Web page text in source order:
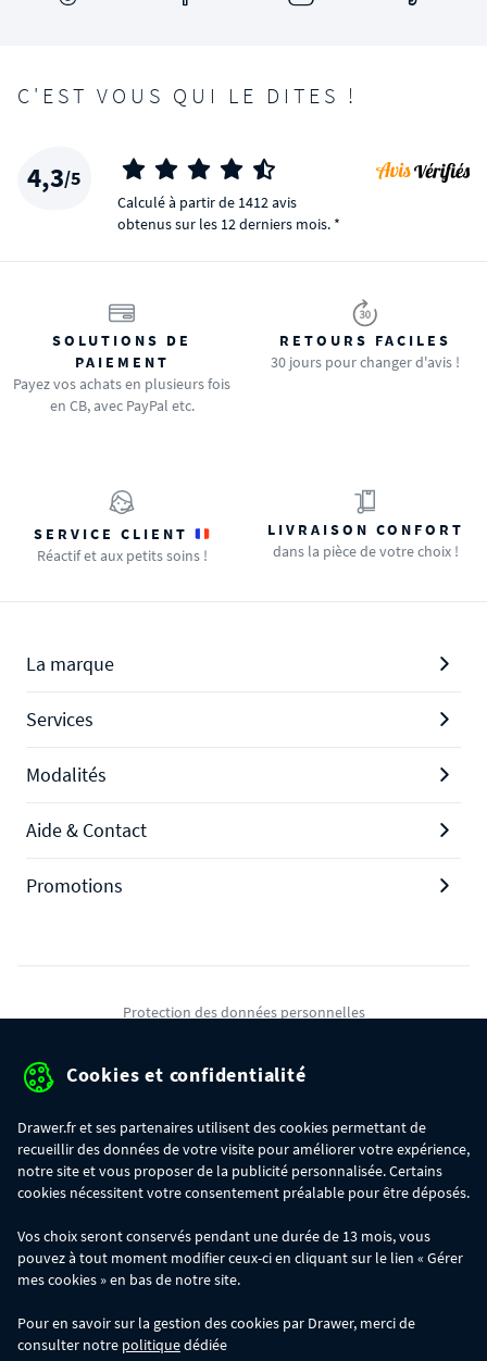
C'EST VOUS QUI LE DITES !
4,3/5
Calculé à partir de 1412 avis
obtenus sur les 12 derniers mois. *
SOLUTIONS DE
PAIEMENT
Payez vos achats en plusieurs fois
en CB, avec PayPal etc.
RETOURS FACILES
30 jours pour changer d'avis !
SERVICE CLIENT
Réactif et aux petits soins !
LIVRAISON CONFORT
dans la pièce de votre choix !
La marque
Services
Modalités
Aide & Contact
Promotions
Protection des données personnelles
Gérer mes cookies
commande :
- 30€ sur votre commande dès 300€ d'achat, avec le code BIKINI30
- 50€ sur votre commande dès 500€ d'achat, avec le code BIKINI50
Les codes BIKINI30, BIKINI50 et BIKINI100 ne sont valables que sur
www.drawer.fr; ils ne sont pas cumulables entre eux, ni avec d'autres codes
promotionnels. La remise se calculera automatiquement dans votre panier
Cookies et confidentialité
Drawer.fr et ses partenaires utilisent des cookies permettant de
recueillir des données de votre visite pour améliorer votre expérience,
notre site et vous proposer de la publicité personnalisée. Certains
cookies nécessitent votre consentement préalable pour être déposés.
Vos choix seront conservés pendant une durée de 13 mois, vous
pouvez à tout moment modifier ceux-ci en cliquant sur le lien « Gérer
mes cookies » en bas de notre site.
Pour en savoir sur la gestion des cookies par Drawer, merci de
consulter notre politiquedédiée